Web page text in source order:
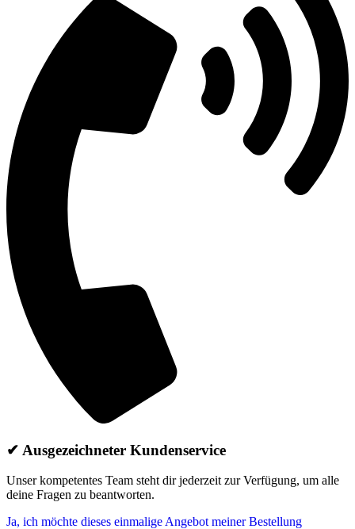
✔ Ausgezeichneter Kundenservice
Unser kompetentes Team steht dir jederzeit zur Verfügung, um alle
deine Fragen zu beantworten.
Ja, ich möchte dieses einmalige Angebot meiner Bestellung